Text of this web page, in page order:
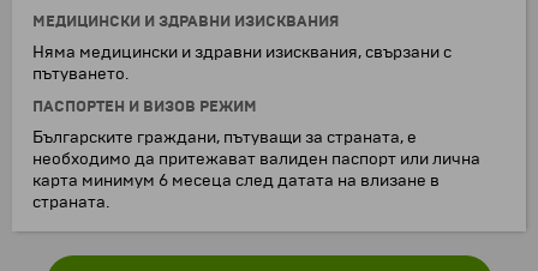
МЕДИЦИНСКИ И ЗДРАВНИ ИЗИСКВАНИЯ
Няма медицински и здравни изисквания, свързани с
пътуването.
ПАСПОРТЕН И ВИЗОВ РЕЖИМ
Българските граждани, пътуващи за страната, е
необходимо да притежават валиден паспорт или лична
карта минимум 6 месеца след датата на влизане в
страната.